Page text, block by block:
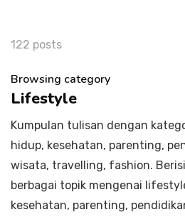
122 posts
Browsing category
Lifestyle
Kumpulan tulisan dengan
hidup, kesehatan, parenting,
wisata, travelling, fashion.
berbagai topik mengenai
kesehatan, parenting,